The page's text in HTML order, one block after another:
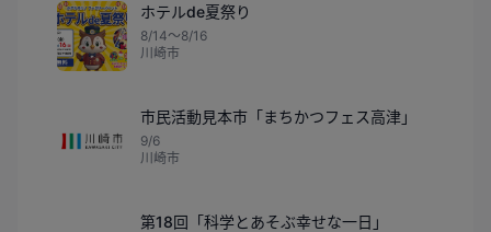
ホテルde夏祭り
8/14〜8/16
川崎市
市民活動見本市「まちかつフェス高津」
9/6
川崎市
第18回「科学とあそぶ幸せな一日」